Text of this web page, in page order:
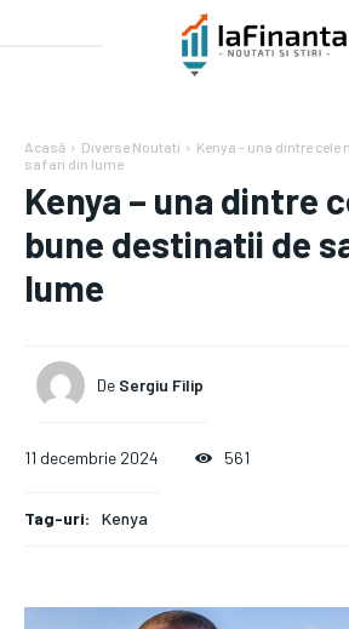
Acasă Diverse Noutati
Kenya - una dintre
safari din lume
Kenya – una dintre
bune destinatii de
lume
De Sergiu Filip
11 decembrie 2024 561
Tag-uri: Kenya